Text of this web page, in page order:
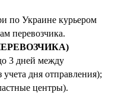
по Украине курьером
перевозчика.
3 дней между
дня отправления);
центры).